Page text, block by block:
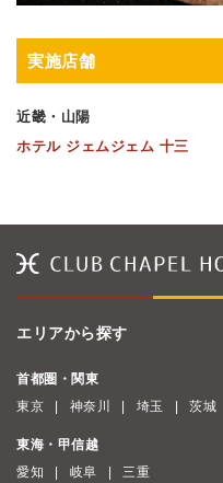
実施店舗
近畿・山陽
ホテル ジェムジェム 十三
エリアから探す
首都圏・関東
東京
神奈川 埼玉 茨城
東海・甲信越
愛知
岐阜 三重